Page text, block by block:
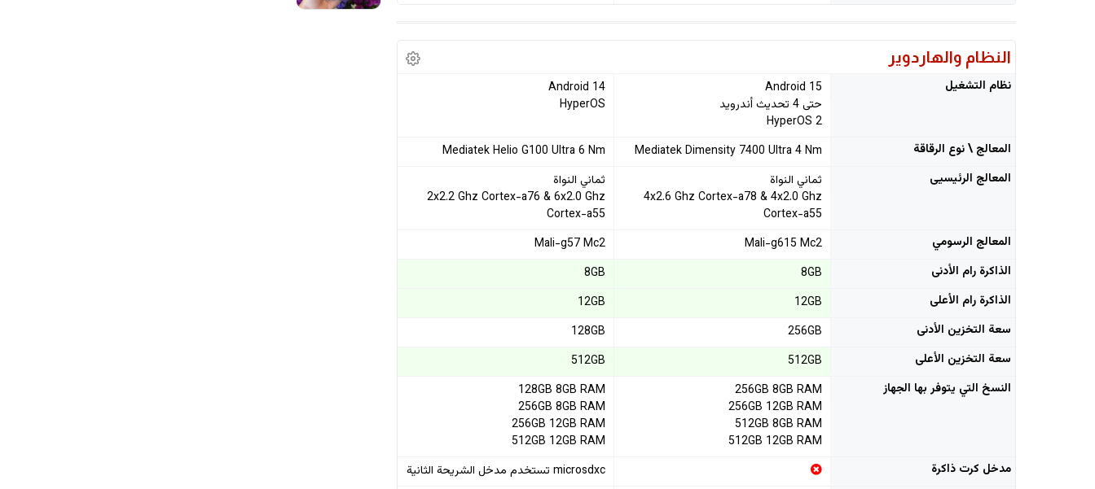
النظام والهاردوير
نظام التشغيل
Android 15
حتى 4 تحديث أندرويد
HyperOS 2
Android 14
HyperOS
المعالج \ نوع الرقاقة Mediatek Dimensity 7400 Ultra 4 Nm
Mediatek Helio G100 Ultra 6 Nm
المعالج الرئيسيى
ثماني النواة
4x2.6 Ghz Cortex-a78 & 4x2.0 Ghz
Cortex-a55
ثماني النواة
2x2.2 Ghz Cortex-a76 & 6x2.0 Ghz
Cortex-a55
المعالج الرسومي
Mali-g615 Mc2
Mali-g57 Mc2
الذاكرة رام الأدنى
8GB
8GB
الذاكرة رام الأعلى
12GB
12GB
سعة التخزين الأدنى
256GB
128GB
سعة التخزين الأعلى
512GB
512GB
النسخ التي يتوفر بها الجهاز
256GB 8GB RAM
256GB 12GB RAM
512GB 8GB RAM
512GB 12GB RAM
128GB 8GB RAM
256GB 8GB RAM
256GB 12GB RAM
512GB 12GB RAM
مدخل كرت ذاكرة
microsdxc تستخدم مدخل الشريحة الثانية